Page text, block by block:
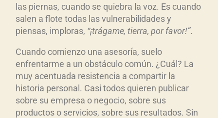
las piernas, cuando se quiebra la voz. Es cuando
salen a flote todas las vulnerabilidades y
piensas, imploras, “¡trágame, tierra, por favor!”.
Cuando comienzo una asesoría, suelo
enfrentarme a un obstáculo común. ¿Cuál? La
muy acentuada resistencia a compartir la
historia personal. Casi todos quieren publicar
sobre su empresa o negocio, sobre sus
productos o servicios, sobre sus resultados. Sin